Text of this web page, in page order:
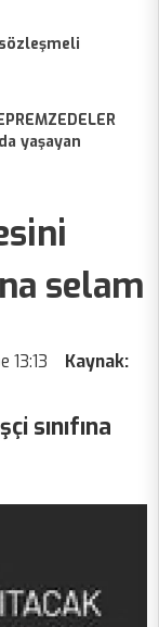
yaşayan
selam
13:13
Kaynak:
sınıfına